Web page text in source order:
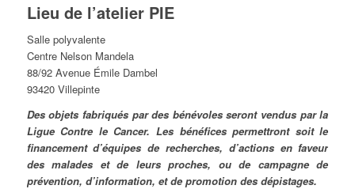
Lieu de l’atelier PIE
Salle polyvalente
Centre Nelson Mandela
88/92 Avenue Émile Dambel
93420 Villepinte
Des objets fabriqués par des bénévoles seront vendus par la
Ligue Contre le Cancer. Les bénéfices permettront soit le
financement d’équipes de recherches, d’actions en faveur
des malades et de leurs proches, ou de campagne de
prévention, d’information, et de promotion des dépistages.